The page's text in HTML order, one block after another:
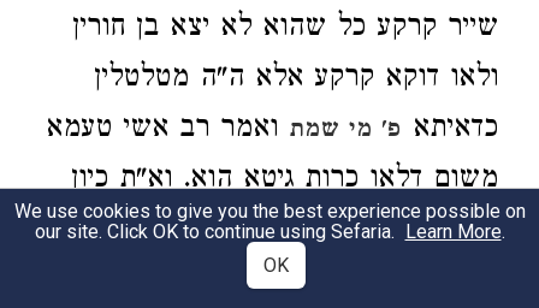
שייר קרקע כל שהוא לא יצא בן חורין
ולאו דוקא קרקע אלא ה"ה מטלטלין
כדאיתא פ' מי שמת ואמר רב אשי טעמא
משום דלאו כרות גיטא הוא. וא"ת כיון
שפירש הדבר ששייר אמאי לא הוי כרות
גיטא, וי"ל כיון שיש בדבור שהוא
We use cookies to give you the best experience possible on
our site. Click OK to continue using Sefaria. Learn More.
OK